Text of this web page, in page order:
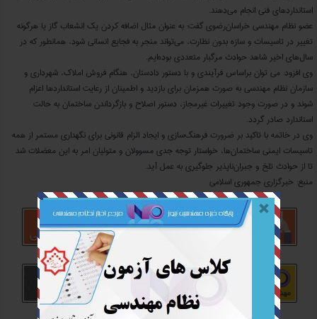
استانداردهای فنی انجام می‌دهند.
عضو نظام مهندسی خراسان‌رضوی گفت: به عنوان مثال اضافه کردن یک انشعاب گاز یا هرگونه
تغییر در تاسیسات و سازه بدون نظارت، می‌تواند منجر به فجایع انسانی شود، همانطور که در
سال‌های اخیر شاهد حوادث مرگبار متعددی بوده‌ایم.
وی افزود: می توان براساس فرآیندی و با دستور دادستان، هنگام فروش املاک، شهرداری و
سازمان نظام مهندسی به صورت همزمان برای بازدید و اطمینان از رعایت استانداردها اعزام
شوند و در صورت وجود تغییرات غیرمجاز، دستور اصلاح و بازگرداندن ساختمان به حالت
استاندارد صادر گردد.
وی در خاتمه با تاکید بر ضرورت فرهنگ‌سازی و ایجاد الزام قانونی برای نگهداری مستمر از همه
تاسیسات ایمنی ساختمان‌ها، خواستار توجه جدی مسوولان و متولیان امر به این معضلات شد
تا از حوادث تلخ و جبران‌ناپذیر جلوگیری به عمل آید.
منبع: خبرگزاری جمهوری اسلامی